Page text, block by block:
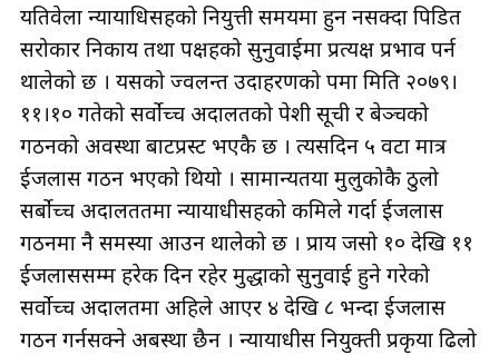
यतिवेला न्यायाधिसहरुको नियुत्ती समयमा हुन नसक्दा पिडित
सरोकार निकाय तथा पक्षहरुको सुनुवाईमा प्रत्यक्ष प्रभाव पर्न
थालेको छ । यसको ज्वलन्त उदाहरणको रुपमा मिति २०७९।
११।१० गतेको सर्वोच्च अदालतको पेशी सूची र बेञ्चको
गठनको अवस्था बाटप्रस्ट भएकै छ । त्यसदिन ५ वटा मात्र
ईजलास गठन भएको थियो । सामान्यतया मुलुकोकै ठुलो
सर्बोच्च अदालततमा न्यायाधीसहरुको कमिले गर्दा ईजलास
गठनमा नै समस्या आउन थालेको छ । प्राय जसो १० देखि ११
ईजलाससम्म हरेक दिन रहेर मुद्धाको सुनुवाई हुने गरेको
सर्वोच्च अदालतमा अहिले आएर ४ देखि ८ भन्दा ईजलास
गठन गर्नसक्ने अबस्था छैन । न्यायाधीस नियुक्ती प्रकृया ढिलो